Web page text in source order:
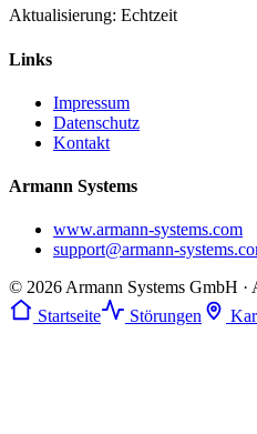
Aktualisierung: Echtzeit
Links
Impressum
Datenschutz
Kontakt
Armann Systems
www.armann-systems.com
support@armann-
© 2026 Armann Systems GmbH ·
Startseite
Störungen